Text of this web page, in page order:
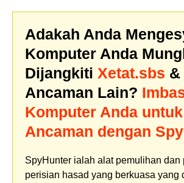
Adakah Anda
Komputer Anda
Dijangkiti Xetat.sbs &
Ancaman Lain?
Komputer Anda untuk
Ancaman dengan
SpyHunter ialah alat pemulihan dan
perisian hasad yang berkuasa yang